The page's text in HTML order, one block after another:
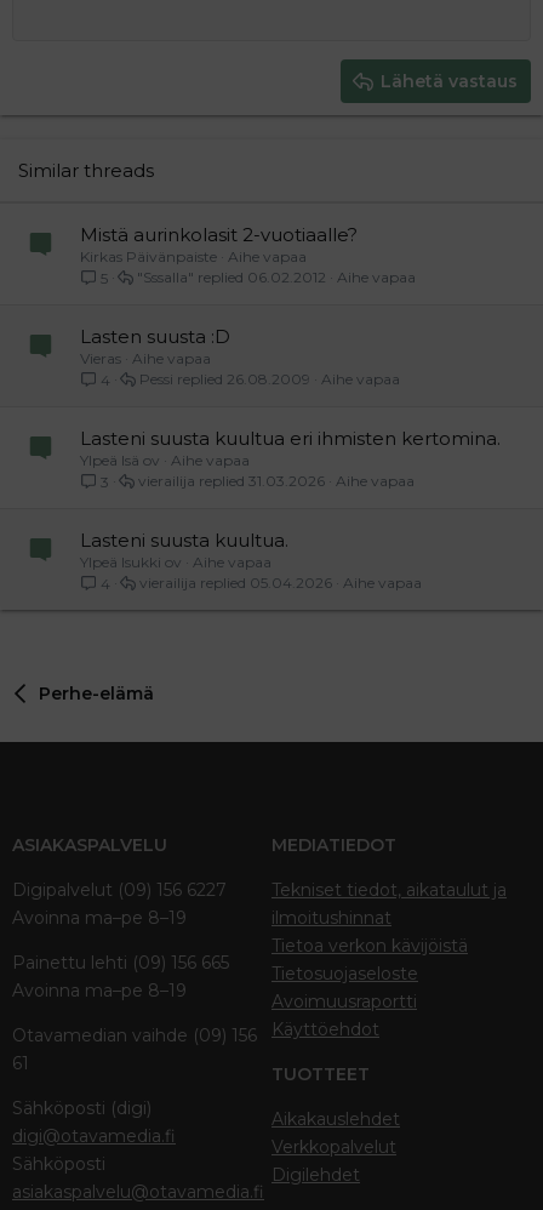
26
Lähetä vastaus
Similar threads
Mistä aurinkolasit 2-vuotiaalle?
Kirkas Päivänpaiste
Aihe vapaa
5
Aihe vapaa
06.02.2012
"Sssalla"
Lasten suusta :D
Vieras
Aihe vapaa
4
Aihe vapaa
26.08.2009
Pessi
Lasteni suusta kuultua eri ihmisten kertomina.
Ylpeä Isä ov
Aihe vapaa
3
Aihe vapaa
31.03.2026
vierailija
Lasteni suusta kuultua.
Ylpeä Isukki ov
Aihe vapaa
4
Aihe vapaa
05.04.2026
vierailija
Perhe-elämä
ASIAKASPALVELU
Digipalvelut (09) 156 6227
Avoinna ma–pe 8–19
Painettu lehti (09) 156 665
Avoinna ma–pe 8–19
Otavamedian vaihde (09) 156
61
Sähköposti (digi)
digi@otavamedia.fi
Sähköposti
asiakaspalvelu@otavamedia.fi
MEDIATIEDOT
Tekniset tiedot, aikataulut ja
ilmoitushinnat
Tietoa verkon kävijöistä
Tietosuojaseloste
Avoimuusraportti
Käyttöehdot
TUOTTEET
Aikakauslehdet
Verkkopalvelut
Digilehdet